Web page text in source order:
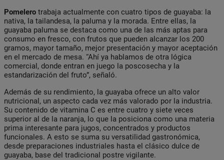
Pomelero trabaja actualmente con cuatro tipos de guayaba: la
nativa, la tailandesa, la paluma y la morada. Entre ellas, la
guayaba paluma se destaca como una de las más aptas para
consumo en fresco, con frutos que pueden alcanzar los 200
gramos, mayor tamaño, mejor presentación y mayor aceptación
en el mercado de mesa. “Ahí ya hablamos de otra lógica
comercial, donde entran en juego la poscosecha y la
estandarización del fruto”, señaló.
Además de su rendimiento, la guayaba ofrece un alto valor
nutricional, un aspecto cada vez más valorado por la industria.
Su contenido de vitamina C es entre cuatro y siete veces
superior al de la naranja, lo que la posiciona como una materia
prima interesante para jugos, concentrados y productos
funcionales. A esto se suma su versatilidad gastronómica,
desde preparaciones industriales hasta el clásico dulce de
guayaba, base del tradicional postre vigilante.